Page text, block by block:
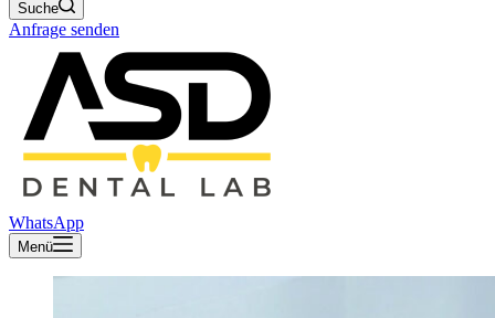
Suche
Anfrage senden
WhatsApp
Menü